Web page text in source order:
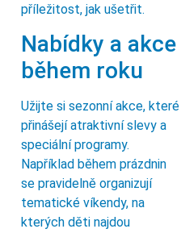
příležitost, jak ušetřit.
Nabídky a akce
během roku
Užijte si sezonní akce, které
přinášejí atraktivní slevy a
speciální programy.
Například během prázdnin
se pravidelně organizují
tematické víkendy, na
kterých děti najdou